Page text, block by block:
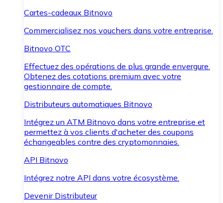
Cartes-cadeaux Bitnovo
Commercialisez nos vouchers dans votre entreprise.
Bitnovo OTC
Effectuez des opérations de plus grande envergure.
Obtenez des cotations premium avec votre
gestionnaire de compte.
Distributeurs automatiques Bitnovo
Intégrez un ATM Bitnovo dans votre entreprise et
permettez à vos clients d'acheter des coupons
échangeables contre des cryptomonnaies.
API Bitnovo
Intégrez notre API dans votre écosystème.
Devenir Distributeur